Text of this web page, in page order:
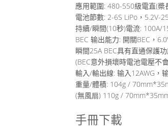
應用範圍: 480-550級電直(
電池節數: 2-6S LiPo，5.2V-
持續/瞬間(10秒)電流: 100A/
BEC 输出能力: 開關BEC，
瞬間25A BEC具有直通保護
(BEC意外損壞時電池電壓不
輸入/輸出線: 输入12AWG，
重量/體積: 104g /
(無風扇) 110g /
手冊下載